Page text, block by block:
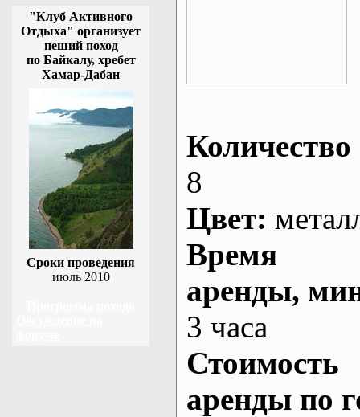
"Клуб Активного
Отдыха" организует
пеший поход
по Байкалу, хребет
Хамар-Дабан
Сроки проведения
июль 2010
Количество
8
Цвет:
Время
аренды,
3 часа
Стоимость
аренды по